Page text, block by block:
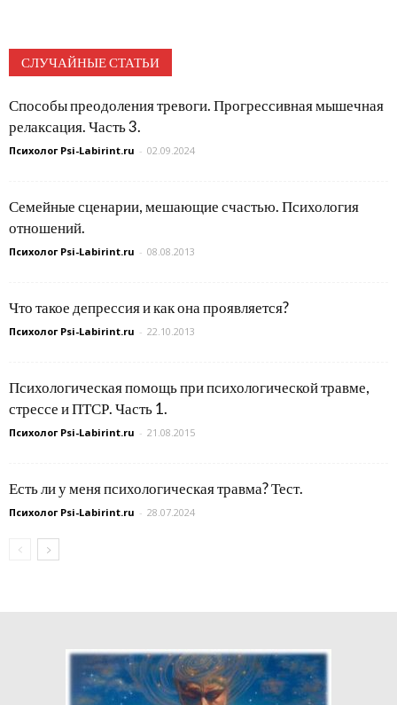
СЛУЧАЙНЫЕ СТАТЬИ
Способы преодоления тревоги. Прогрессивная мышечная
релаксация. Часть 3.
Психолог Psi-Labirint.ru - 02.09.2024
Семейные сценарии, мешающие счастью. Психология
отношений.
Психолог Psi-Labirint.ru - 08.08.2013
Что такое депрессия и как она проявляется?
Психолог Psi-Labirint.ru - 22.10.2013
Психологическая помощь при психологической травме,
стрессе и ПТСР. Часть 1.
Психолог Psi-Labirint.ru - 21.08.2015
Есть ли у меня психологическая травма? Тест.
Психолог Psi-Labirint.ru - 28.07.2024